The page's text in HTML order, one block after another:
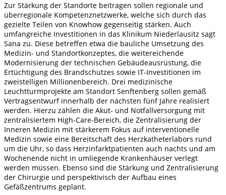
Zur Stärkung der Standorte beitragen sollen regionale und
überregionale Kompetenznetzwerke, welche sich durch das
gezielte Teilen von Knowhow gegenseitig stärken. Auch
umfangreiche Investitionen in das Klinikum Niederlausitz sagt
Sana zu. Diese betreffen etwa die bauliche Umsetzung des
Medizin- und Standortkonzeptes, die weitereichende
Modernisierung der technischen Gebäudeausrüstung, die
Ertüchtigung des Brandschutzes sowie IT-Investitionen im
zweistelligen Millionenbereich. Drei medizinische
Leuchtturmprojekte am Standort Senftenberg sollen gemäß
Vertragsentwurf innerhalb der nächsten fünf Jahre realisiert
werden. Hierzu zählen die Akut- und Notfallversorgung mit
zentralisiertem High-Care-Bereich, die Zentralisierung der
Inneren Medizin mit stärkerem Fokus auf interventionelle
Medizin sowie eine Bereitschaft des Herzkatheterlabors rund
um die Uhr, so dass Herzinfarktpatienten auch nachts und am
Wochenende nicht in umliegende Krankenhäuser verlegt
werden müssen. Ebenso sind die Stärkung und Zentralisierung
der Chirurgie und perspektivisch der Aufbau eines
Gefäßzentrums geplant.